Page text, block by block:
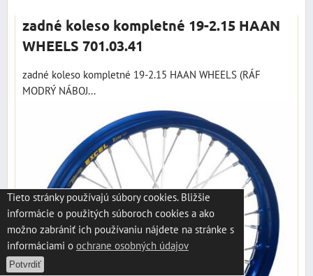
zadné koleso kompletné 19-2.15 HAAN
WHEELS 701.03.41
zadné koleso kompletné 19-2.15 HAAN WHEELS (RÁF
MODRÝ NÁBOJ...
Tieto stránky používajú súbory cookies. Bližšie
informácie o použitých súboroch cookies a ako
možno zabrániť ich používaniu nájdete na stránke s
informáciami o ochrane osobných údajov
Potvrdiť